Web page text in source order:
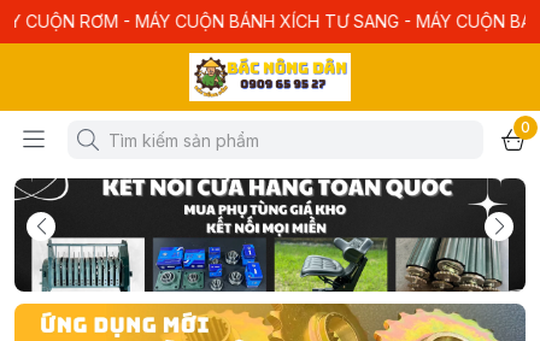
- MÁY CUỘN BÁNH XÍCH TƯ SANG - MÁY CUỘN BÁNH XÍCH
0